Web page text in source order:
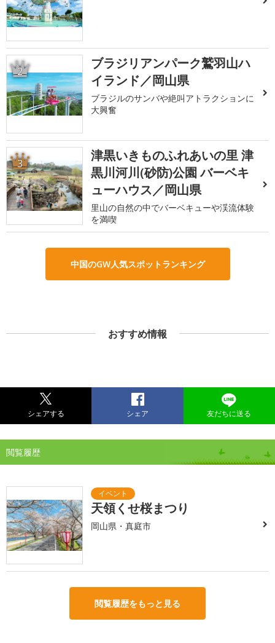
2
ブラジリアンパーク鷲羽山ハ
イランド／岡山県
ブラジルのサンバや絶叫アトラクションに
大興奮
3
津黒いきものふれあいの里 津
黒川河川(砂防)公園 バーベキ
ューハウス／岡山県
里山の自然の中でバーベキューや渓流体験
を満喫
中国のGW人気スポットランキング
おすすめ情報
シェアする シェア 友だちに送る
閲覧履歴
天領くせ桜まつり
岡山県・真庭市
閲覧履歴をもっと見る